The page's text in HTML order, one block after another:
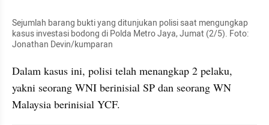
Sejumlah barang bukti yang ditunjukan polisi saat mengungkap
kasus investasi bodong di Polda Metro Jaya, Jumat (2/5). Foto:
Jonathan Devin/kumparan
Dalam kasus ini, polisi telah menangkap 2 pelaku,
yakni seorang WNI berinisial SP dan seorang WN
Malaysia berinisial YCF.